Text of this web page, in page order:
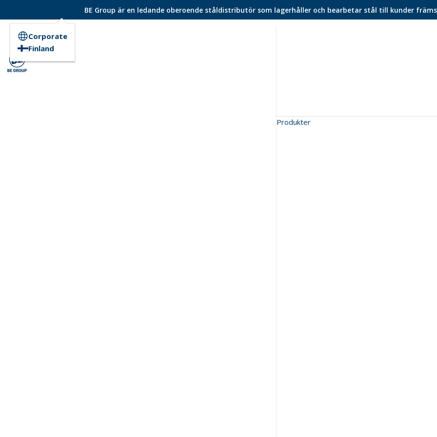
BE Group är en ledande oberoende ståldistributör som lagerhåller och bearbetar stål till kunder
Produkter
Corporate
Finland